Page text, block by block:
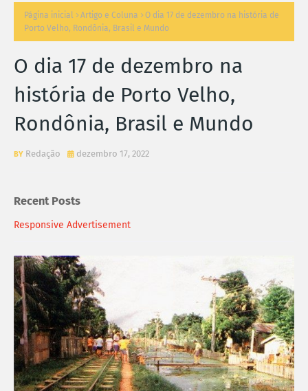
Página inicial Artigo e Coluna
O dia 17 de dezembro na história de
Porto Velho, Rondônia, Brasil e Mundo
O dia 17 de dezembro na
história de Porto Velho,
Rondônia, Brasil e Mundo
Redação dezembro 17, 2022
Recent Posts
Responsive Advertisement